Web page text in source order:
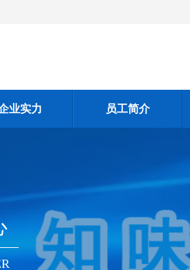
业实力 员工简介